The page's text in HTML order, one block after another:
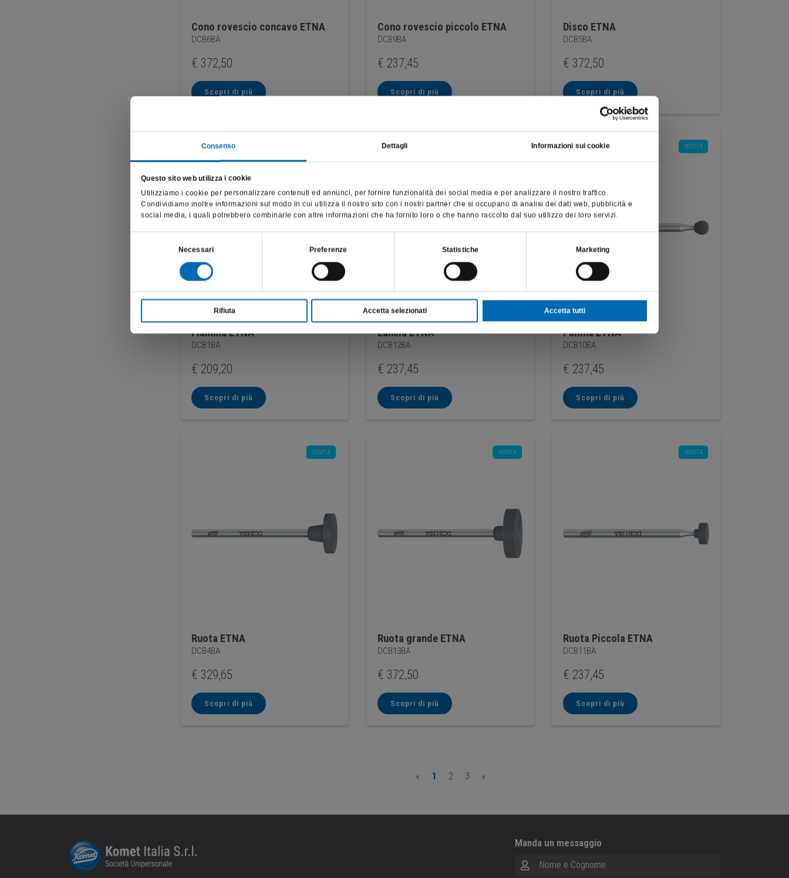
Consenso Dettagli Informazioni sui cookie
Questo sito web utilizza i cookie
Utilizziamo i cookie per personalizzare contenuti ed annunci, per fornire funzionalità dei social media e per analizzare il nostro traffico.
Condividiamo inoltre informazioni sul modo in cui utilizza il nostro sito con i nostri partner che si occupano di analisi dei dati web, pubblicità e
social media, i quali potrebbero combinarle con altre informazioni che ha fornito loro o che hanno raccolto dal suo utilizzo dei loro servizi.
Necessari Preferenze Statistiche Marketing
Rifiuta Accetta selezionati Accetta tutti
Cono rovescio concavo ETNA
DCB6BA
€ 372,50
Scopri di più
Cono rovescio piccolo ETNA
DCB9BA
€ 237,45
Scopri di più
Disco ETNA
DCB5BA
€ 372,50
Scopri di più
Fiamma ETNA
DCB1BA
€ 209,20
Scopri di più
Lancia ETNA
DCB12BA
€ 237,45
Scopri di più
NOVITA
Pallina ETNA
DCB10BA
€ 237,45
Scopri di più
NOVITA
Ruota ETNA
DCB4BA
€ 329,65
Scopri di più
NOVITA
Ruota grande ETNA
DCB13BA
€ 372,50
Scopri di più
NOVITA
Ruota Piccola ETNA
DCB11BA
€ 237,45
Scopri di più
« 1 2 3 »
Manda un messaggio
Nome e Cognome
e riporta dati, prodotti e beni sensibili per la salute e la sicurezza
del paziente; pertanto, per visitare il sito, dichiaro di essere un
operatore sanitario.
SONO UN OPERATORE SANITARIO